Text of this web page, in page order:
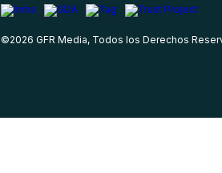
©2026 GFR Media, Todos los Derechos